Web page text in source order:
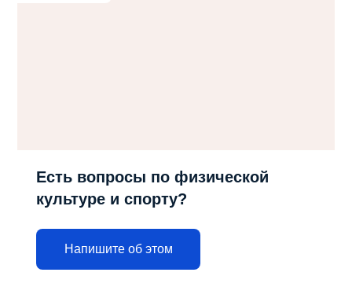
Есть вопросы по физической
культуре и спорту?
Напишите об этом